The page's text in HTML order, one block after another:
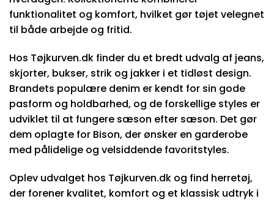
funktionalitet og komfort, hvilket gør tøjet velegnet
til både arbejde og fritid.
Hos Tøjkurven.dk finder du et bredt udvalg af jeans,
skjorter, bukser, strik og jakker i et tidløst design.
Brandets populære denim er kendt for sin gode
pasform og holdbarhed, og de forskellige styles er
udviklet til at fungere sæson efter sæson. Det gør
dem oplagte for Bison, der ønsker en garderobe
med pålidelige og velsiddende favoritstyles.
Oplev udvalget hos Tøjkurven.dk og find herretøj,
der forener kvalitet, komfort og et klassisk udtryk i